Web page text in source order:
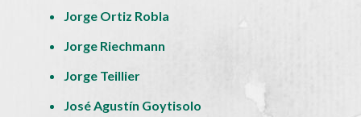
Jorge Ortiz Robla
Jorge Riechmann
Jorge Teillier
José Agustín Goytisolo